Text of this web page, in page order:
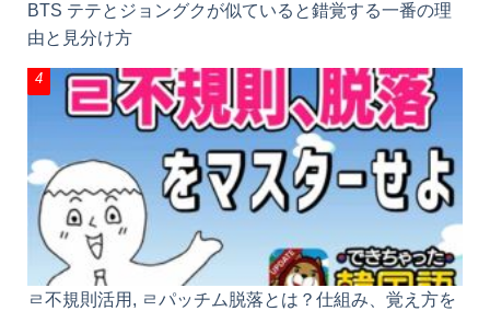
BTS テテとジョングクが似ていると錯覚する一番の理
由と見分け方
ㄹ不規則活用, ㄹパッチム脱落とは？仕組み、覚え方を